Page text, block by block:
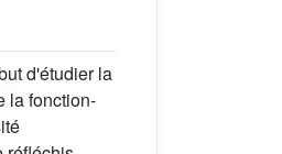
d'étudier la
la fonction-